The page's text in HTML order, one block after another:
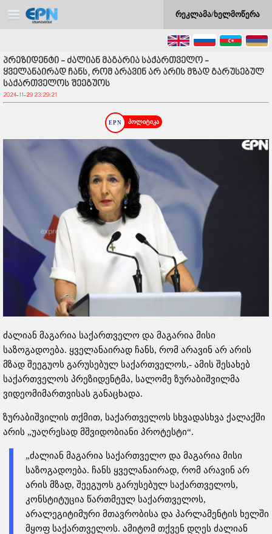
რეკლამა/ხელმოწერა
პრეზიდენტი - ძალიან მაგარია საქართველო -
ყველანაირად ჩანს, რომ არავინ არ არის მზად გარუსებულ
საქართველოს შეეგუოს
2024-11-29 23:29:21
პოლიტიკა
ძალიან მაგარია საქართველო და მაგარია მისი
საზოგადოება. ყველანაირად ჩანს, რომ არავინ არ არის
მზად შეეგუოს გარუსებულ საქართველოს,- ამის შესახებ
საქართველოს პრეზიდენტმა, სალომე ზურაბიშვილმა
ვიდეომიმართვისას განაცხადა.
ზურაბიშვილის თქმით, საქართველოს სხვადასხვა ქალაქში
არის „უაღრესად მშვიდობიანი პროტესტი“.
„ძალიან მაგარია საქართველო და მაგარია მისი
საზოგადოება. ჩანს ყველანაირად, რომ არავინ არ
არის მზად, შეეგუოს გარუსებულ საქართველოს,
კონსტიტუცია წართმეულ საქართველოს,
არალეგიტიმური მთავრობისა და პარლამენტის ხელში
მყოფ საქართველოს. ამიტომ თქვენ დღეს ძალიან